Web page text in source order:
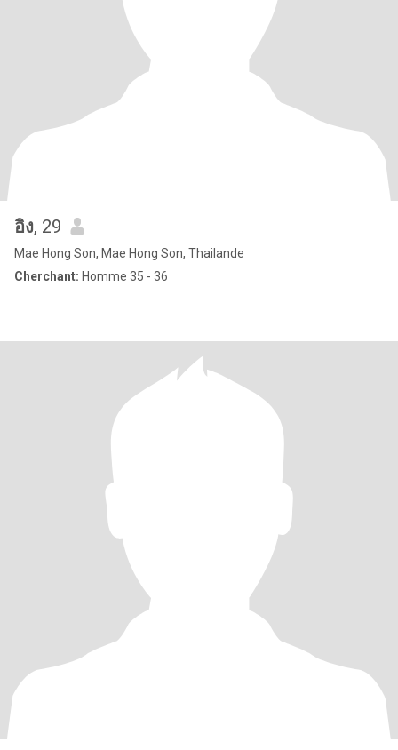
อิง, 29
Mae Hong Son, Mae Hong Son, Thailande
Cherchant: Homme 35 - 36